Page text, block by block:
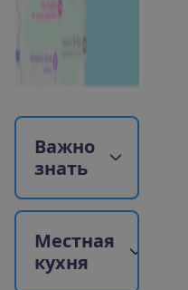
Важно
знать
Местная
кухня